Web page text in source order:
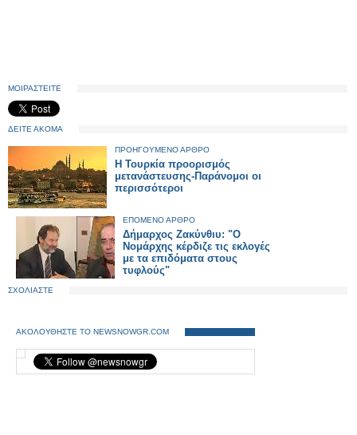
ΜΟΙΡΑΣΤΕΙΤΕ
ΔΕΙΤΕ ΑΚΟΜΑ
ΠΡΟΗΓΟΥΜΕΝΟ ΑΡΘΡΟ
Η Τουρκία προορισμός
μετανάστευσης-Παράνομοι οι
περισσότεροι
ΕΠΟΜΕΝΟ ΑΡΘΡΟ
Δήμαρχος Ζακύνθιυ: "Ο
Νομάρχης κέρδιζε τις εκλογές
με τα επιδόματα στους
τυφλούς"
ΣΧΟΛΙΑΣΤΕ
ΑΚΟΛΟΥΘΗΣΤΕ ΤΟ NEWSNOWGR.COM